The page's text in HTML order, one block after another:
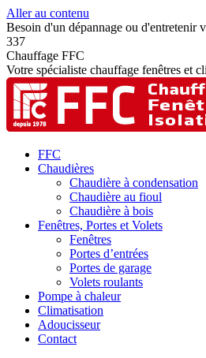
Aller au contenu
Besoin d'un dépannage ou d'entretenir
337
Chauffage FFC
Votre spécialiste chauffage fenêtres et
FFC
Chaudières
Chaudière à condensation
Chaudière au fioul
Chaudière à bois
Fenêtres, Portes et Volets
Fenêtres
Portes d’entrées
Portes de garage
Volets roulants
Pompe à chaleur
Climatisation
Adoucisseur
Contact